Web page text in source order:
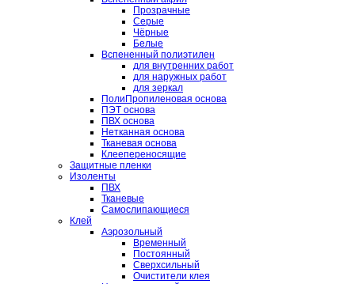
Прозрачные
Серые
Чёрные
Белые
Вспененный полиэтилен
для внутренних работ
для наружных работ
для зеркал
ПолиПропиленовая основа
ПЭТ основа
ПВХ основа
Нетканная основа
Тканевая основа
Клеепереносящие
Защитные пленки
Изоленты
ПВХ
Тканевые
Самослипающиеся
Клей
Аэрозольный
Временный
Постоянный
Сверхсильный
Очистители клея